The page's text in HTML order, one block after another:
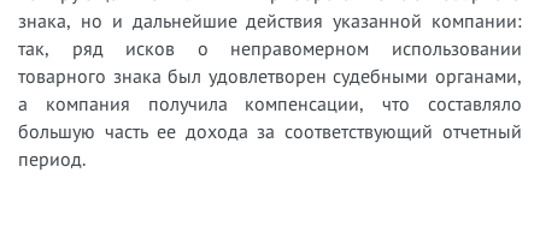
знака, но и дальнейшие действия указанной компании:
так, ряд исков о неправомерном использовании
товарного знака был удовлетворен судебными органами,
а компания получила компенсации, что составляло
большую часть ее дохода за соответствующий отчетный
период.